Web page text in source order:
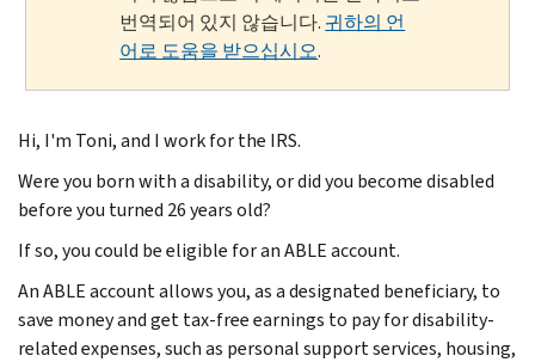
번역되어 있지 않습니다. 귀하의 언
어로 도움을 받으십시오.
Hi, I'm Toni, and I work for the IRS.
Were you born with a disability, or did you become disabled
before you turned 26 years old?
If so, you could be eligible for an ABLE account.
An ABLE account allows you, as a designated beneficiary, to
save money and get tax-free earnings to pay for disability-
related expenses, such as personal support services, housing,